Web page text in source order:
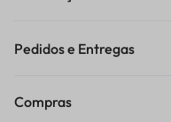
Pedidos e Entregas
Compras